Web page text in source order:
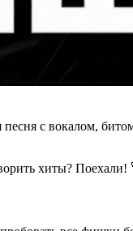
с вокалом,
хиты? Поехали!